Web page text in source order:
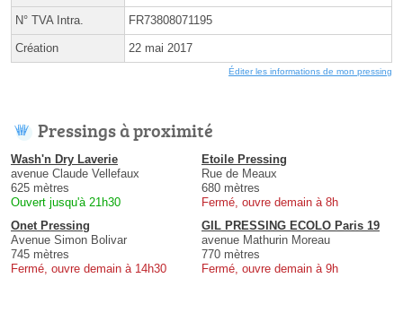
N° TVA Intra. FR73808071195
Création 22 mai 2017
Éditer les informations de mon pressing
Pressings à proximité
Wash'n Dry Laverie
avenue Claude Vellefaux
625 mètres
Ouvert jusqu'à 21h30
Etoile Pressing
Rue de Meaux
680 mètres
Fermé, ouvre demain à 8h
Onet Pressing
Avenue Simon Bolivar
745 mètres
Fermé, ouvre demain à 14h30
GIL PRESSING ECOLO Paris 19
avenue Mathurin Moreau
770 mètres
Fermé, ouvre demain à 9h